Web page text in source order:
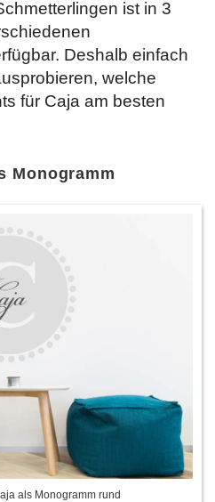
ist in 3
Deshalb einfach
welche
für Caja am besten
Monogramm
als Monogramm rund